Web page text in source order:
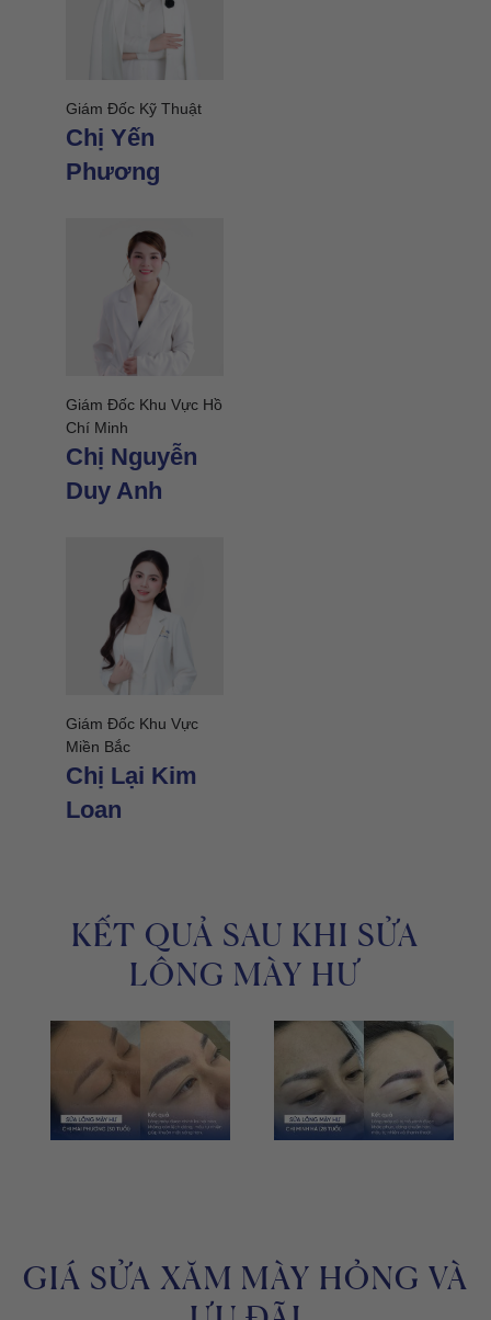
Giám Đốc Kỹ Thuật
Chị Yến
Phương
Giám Đốc Khu Vực Hồ
Chí Minh
Chị Nguyễn
Duy Anh
Giám Đốc Khu Vực
Miền Bắc
Chị Lại Kim
Loan
KẾT QUẢ SAU KHI SỬA
LÔNG MÀY HƯ
GIÁ SỬA XĂM MÀY HỎNG VÀ